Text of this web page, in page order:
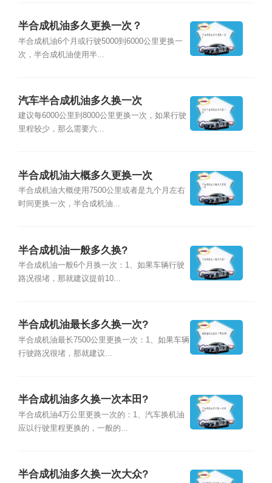
半合成机油多久更换一次？
半合成机油6个月或行驶5000到6000公里更换一
次，半合成机油使用半...
汽车半合成机油多久换一次
建议每6000公里到8000公里更换一次，如果行驶
里程较少，那么需要六...
半合成机油大概多久更换一次
半合成机油大概使用7500公里或者是九个月左右
时间更换一次，半合成机油...
半合成机油一般多久换?
半合成机油一般6个月换一次：1、如果车辆行驶
路况很堵，那就建议提前10...
半合成机油最长多久换一次?
半合成机油最长7500公里更换一次：1、如果车辆
行驶路况很堵，那就建议...
半合成机油多久换一次本田?
半合成机油4万公里更换一次的：1、汽车换机油
应以行驶里程更换的，一般的...
半合成机油多久换一次大众?